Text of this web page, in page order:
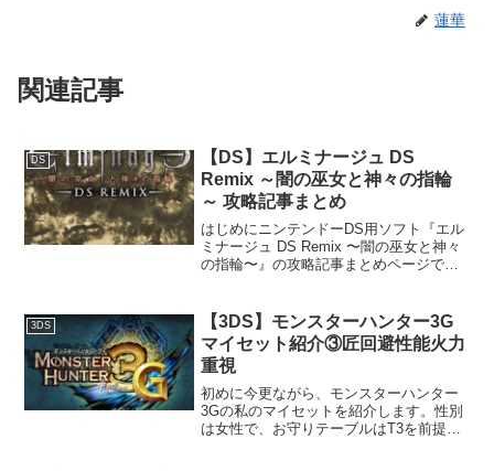
蓮華
関連記事
DS
【DS】エルミナージュ DS
Remix ～闇の巫女と神々の指輪
～ 攻略記事まとめ
はじめにニンテンドーDS用ソフト『エル
ミナージュ DS Remix 〜闇の巫女と神々
の指輪〜』の攻略記事まとめページで
在でも熱心なファンが多い作品です。本
記事では、一般...
3DS
【3DS】モンスターハンター3G
マイセット紹介③匠回避性能火力
重視
初めに今更ながら、モンスターハンター
3Gの私のマイセットを紹介します。性別
は女性で、お守りテーブルはT3を前提と